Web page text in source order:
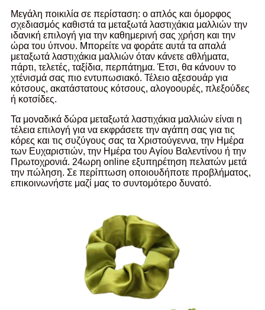
Μεγάλη ποικιλία σε περίσταση: ο απλός και όμορφος
σχεδιασμός καθιστά τα μεταξωτά λαστιχάκια μαλλιών την
ιδανική επιλογή για την καθημερινή σας χρήση και την
ώρα του ύπνου. Μπορείτε να φοράτε αυτά τα απαλά
μεταξωτά λαστιχάκια μαλλιών όταν κάνετε αθλήματα,
πάρτι, τελετές, ταξίδια, περπάτημα. Έτσι, θα κάνουν το
χτένισμά σας πιο εντυπωσιακό. Τέλειο αξεσουάρ για
κότσους, ακατάστατους κότσους, αλογοουρές, πλεξούδες
ή κοτσίδες.
Τα μοναδικά δώρα μεταξωτά λαστιχάκια μαλλιών είναι η
τέλεια επιλογή για να εκφράσετε την αγάπη σας για τις
κόρες και τις συζύγους σας τα Χριστούγεννα, την Ημέρα
των Ευχαριστιών, την Ημέρα του Αγίου Βαλεντίνου ή την
Πρωτοχρονιά. 24ωρη online εξυπηρέτηση πελατών μετά
την πώληση. Σε περίπτωση οποιουδήποτε προβλήματος,
επικοινωνήστε μαζί μας το συντομότερο δυνατό.